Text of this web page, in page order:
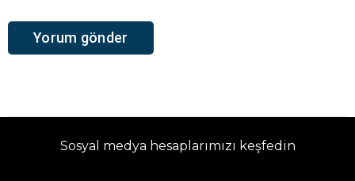
Sosyal medya hesaplarımızı keşfedin